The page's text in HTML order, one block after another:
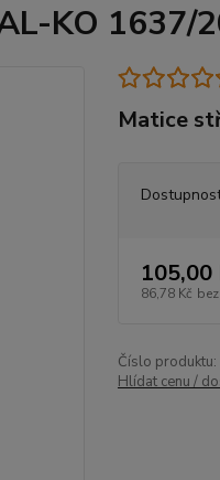
KO 1637/
Matice
105,00
86,78 Kč
Číslo produktu:
Hlídat cenu /